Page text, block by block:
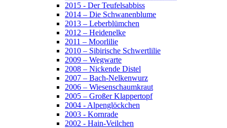
2015 - Der Teufelsabbiss
2014 – Die Schwanenblume
2013 – Leberblümchen
2012 – Heidenelke
2011 – Moorlilie
2010 – Sibirische Schwertlilie
2009 – Wegwarte
2008 – Nickende Distel
2007 – Bach-Nelkenwurz
2006 – Wiesenschaumkraut
2005 – Großer Klappertopf
2004 - Alpenglöckchen
2003 - Kornrade
2002 - Hain-Veilchen